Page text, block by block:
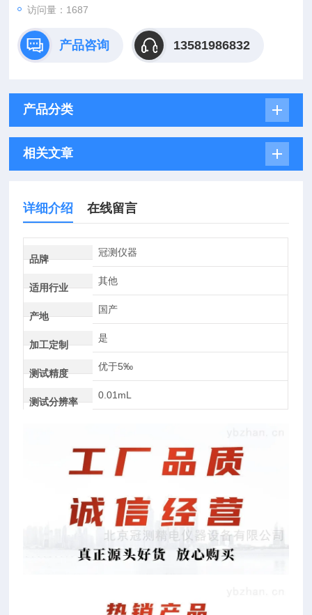
访问量：1687
产品咨询 13581986832
产品分类
相关文章
详细介绍 在线留言
品牌
冠测仪器
适用行业
其他
产地
国产
加工定制
是
测试精度
优于5‰
测试分辨率
0.01mL